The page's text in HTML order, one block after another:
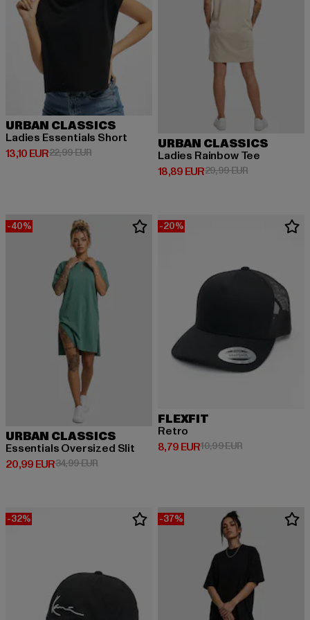
URBAN CLASSICS
Ladies Essentials Short
13,10 EUR
Derzeitiger Preis: 13,10 EUR
22,99 EURAktionspreis: 22,99 EUR
URBAN CLASSICS
Ladies Rainbow Tee
18,89 EUR
Derzeitiger Preis: 18,89 EUR
29,99 EURAktionspreis:
-40%
URBAN CLASSICS
Essentials Oversized Slit
20,99 EUR
Derzeitiger Preis: 20,99 EUR
34,99 EURAktionspreis: 34,99 EUR
-20%
FLEXFIT
Retro
8,79 EUR
Derzeitiger Preis: 8,79 EUR
10,99 EURAktionspreis:
-32% -37%